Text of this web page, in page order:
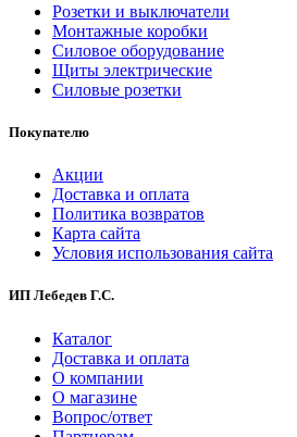
Розетки и выключатели
Монтажные коробки
Силовое оборудование
Щиты электрические
Силовые розетки
Покупателю
Акции
Доставка и оплата
Политика возвратов
Карта сайта
Условия использования сайта
ИП Лебедев Г.С.
Каталог
Доставка и оплата
О компании
О магазине
Вопрос/ответ